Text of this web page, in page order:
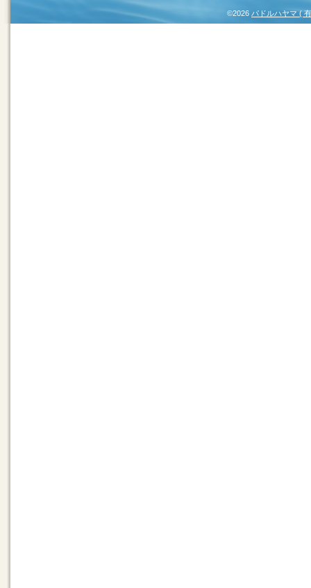
©2026 パドルハヤマ (